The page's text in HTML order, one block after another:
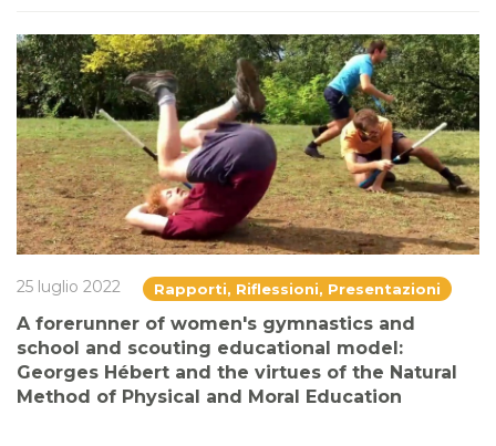
25 luglio 2022 Rapporti, Riflessioni, Presentazioni
A forerunner of women's gymnastics and
school and scouting educational model:
Georges Hébert and the virtues of the Natural
Method of Physical and Moral Education